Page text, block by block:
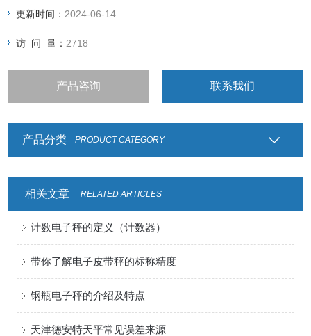
更新时间： 2024-06-14
访 问 量： 2718
产品咨询 联系我们
产品分类 PRODUCT CATEGORY
相关文章 RELATED ARTICLES
计数电子秤的定义（计数器）
带你了解电子皮带秤的标称精度
钢瓶电子秤的介绍及特点
天津德安特天平常见误差来源